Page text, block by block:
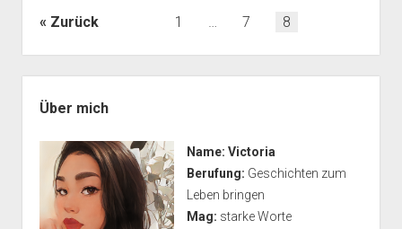
sehe
saphirblaue
lebhaften
feuerwerkähnlichen
Sprenkeln
Seitennummerierung
Zurück 1 … 7 8
Über mich
Name: Victoria
Berufung: Geschichten zum
Leben bringen
Mag: starke Worte